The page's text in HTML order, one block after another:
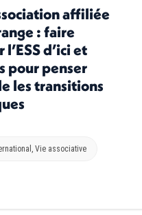
affiliée
: faire
d’ici et
pour penser
les transitions
Vie associative